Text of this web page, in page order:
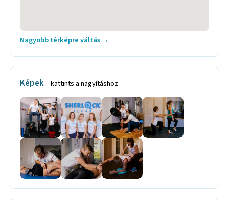
Nagyobb térképre váltás →
Képek– kattints a nagyításhoz